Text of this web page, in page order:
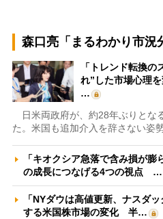
森口亮「まるわかり市況
「トレンド転換
れ”した市場心理
…
日米両政府が、約28年ぶりとな
た。米国も追加介入を辞さない姿
「キオクシア急落で含み損が
の成長につなげる4つの視点 …
「NYダウは高値更新、ナスダ
する米国株市場の変化 半…